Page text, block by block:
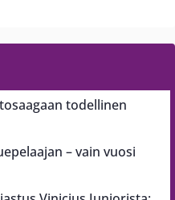
todellinen
– vain vuosi